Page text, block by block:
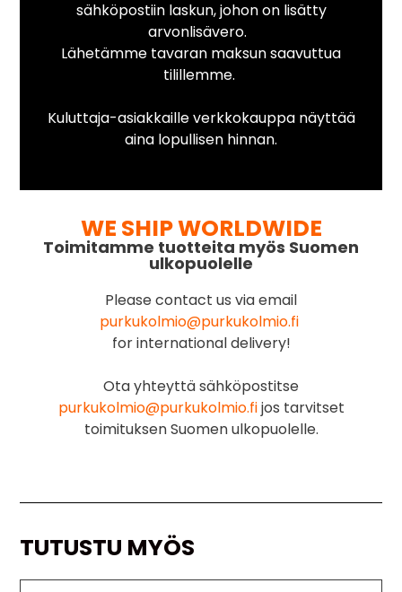
sähköpostiin laskun, johon on lisätty
arvonlisävero.
Lähetämme tavaran maksun saavuttua
tilillemme.
Kuluttaja-asiakkaille verkkokauppa näyttää
aina lopullisen hinnan.
WE SHIP WORLDWIDE
Toimitamme tuotteita myös Suomen
ulkopuolelle
Please contact us via email
purkukolmio@purkukolmio.fi
for international delivery!
Ota yhteyttä sähköpostitse
purkukolmio@purkukolmio.fijos tarvitset
toimituksen Suomen ulkopuolelle.
TUTUSTU MYÖS